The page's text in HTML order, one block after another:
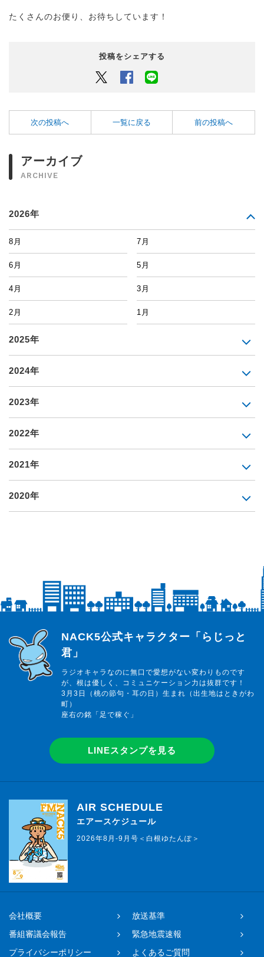
たくさんのお便り、お待ちしています！
投稿をシェアする
Twitter Facebook
次の投稿へ 一覧に戻る 前の投稿へ
アーカイブ
ARCHIVE
2026年
8月 7月
6月 5月
4月 3月
2月 1月
2025年
2024年
2023年
2022年
2021年
2020年
らじっと君
NACK5公式キャラクター「らじっと
君」
ラジオキャラなのに無口で愛想がない変わりものです
が、根は優しく、コミュニケーション力は抜群です！
3月3日（桃の節句・耳の日）生まれ（出生地はときがわ
町）
座右の銘「足で稼ぐ」
LINEスタンプを見る
AIR SCHEDULE
エアースケジュール
2026年8月-9月号＜白根ゆたんぽ＞
会社概要
放送基準
番組審議会報告
緊急地震速報
プライバシーポリシー
よくあるご質問